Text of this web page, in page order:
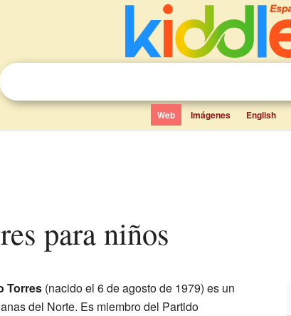
Web Imágenes English
para niños
Torres(nacido el 6 de agosto de 1979) es un
del Norte. Es miembro del Partido